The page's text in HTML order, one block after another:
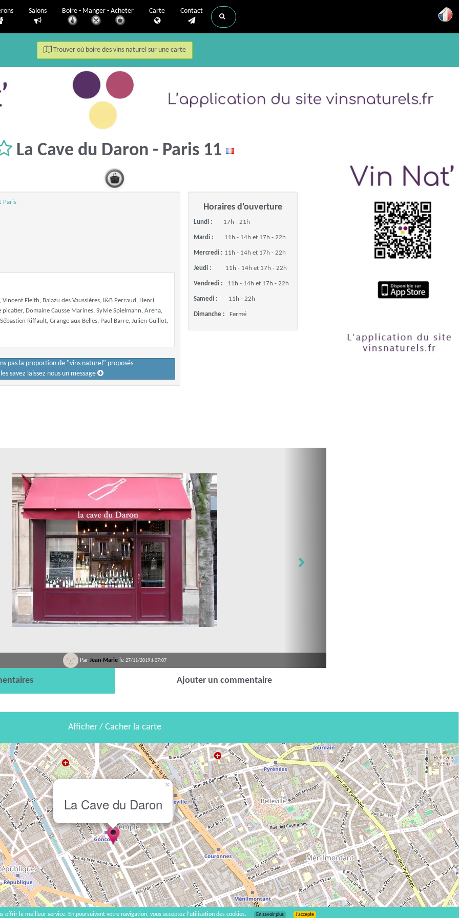
Salons Boire - Manger - Acheter Carte Contact
Trouver où boire des vins naturel sur une carte
La Cave du Daron - Paris 11
Paris
Fleith, Balazu des Vaussières, I&B Perraud, Henri
Domaine Causse Marines, Sylvie Spielmann, Arena,
Riffault, Grange aux Belles, Paul Barre, Julien Guillot,
pas la proportion de "vins naturel" proposés
savez laissez nous un message
Horaires d'ouverture
Lundi : 17h - 21h
Mardi : 11h - 14h et 17h - 22h
Mercredi : 11h - 14h et 17h - 22h
Jeudi : 11h - 14h et 17h - 22h
Vendredi : 11h - 14h et 17h - 22h
Samedi : 11h - 22h
Dimanche : Fermé
Par Jean-Marie le 27/11/2019 à 07:07
Ajouter un commentaire
Afficher / Cacher la carte
La Cave du Daron
×
offrir le meilleur service. En poursuivant votre navigation, vous acceptez l’utilisation des cookies. En savoir plus J’accepte